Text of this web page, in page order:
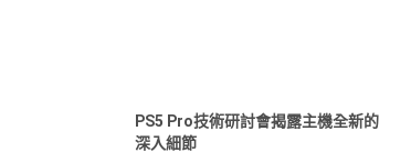
PS5 Pro技術研討會揭露主機全新的
深入細節